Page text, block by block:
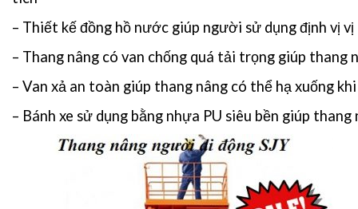
– Thiết kế đồng hồ nước giúp người sử dụng định vị
– Thang nâng có van chống quá tải trọng giúp
– Van xả an toàn giúp thang nâng có thể hạ xuống
– Bánh xe sử dụng bằng nhựa PU siêu bền giúp